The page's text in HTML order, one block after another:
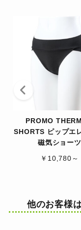
PROMO
SHORTS ピップエ
磁気ショーツ
￥10,780～
他のお客様